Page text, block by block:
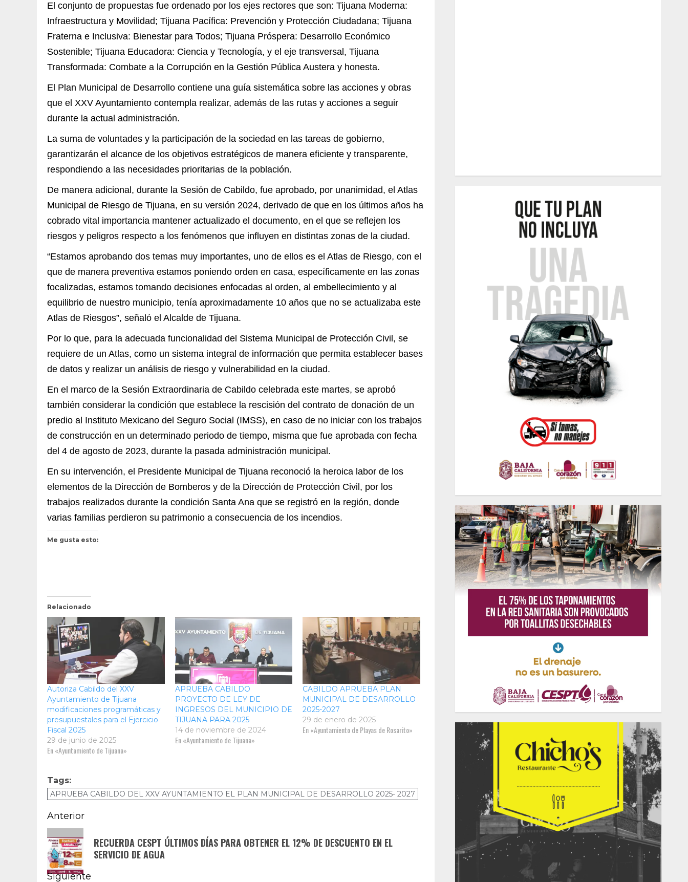
El conjunto de propuestas fue ordenado por los ejes rectores que son: Tijuana Moderna:
Infraestructura y Movilidad; Tijuana Pacífica: Prevención y Protección Ciudadana; Tijuana
Fraterna e Inclusiva: Bienestar para Todos; Tijuana Próspera: Desarrollo Económico
Sostenible; Tijuana Educadora: Ciencia y Tecnología, y el eje transversal, Tijuana
Transformada: Combate a la Corrupción en la Gestión Pública Austera y honesta.
El Plan Municipal de Desarrollo contiene una guía sistemática sobre las acciones y obras
que el XXV Ayuntamiento contempla realizar, además de las rutas y acciones a seguir
durante la actual administración.
La suma de voluntades y la participación de la sociedad en las tareas de gobierno,
garantizarán el alcance de los objetivos estratégicos de manera eficiente y transparente,
respondiendo a las necesidades prioritarias de la población.
De manera adicional, durante la Sesión de Cabildo, fue aprobado, por unanimidad, el Atlas
Municipal de Riesgo de Tijuana, en su versión 2024, derivado de que en los últimos años ha
cobrado vital importancia mantener actualizado el documento, en el que se reflejen los
riesgos y peligros respecto a los fenómenos que influyen en distintas zonas de la ciudad.
“Estamos aprobando dos temas muy importantes, uno de ellos es el Atlas de Riesgo, con el
que de manera preventiva estamos poniendo orden en casa, específicamente en las zonas
focalizadas, estamos tomando decisiones enfocadas al orden, al embellecimiento y al
equilibrio de nuestro municipio, tenía aproximadamente 10 años que no se actualizaba este
Atlas de Riesgos”, señaló el Alcalde de Tijuana.
Por lo que, para la adecuada funcionalidad del Sistema Municipal de Protección Civil, se
requiere de un Atlas, como un sistema integral de información que permita establecer bases
de datos y realizar un análisis de riesgo y vulnerabilidad en la ciudad.
En el marco de la Sesión Extraordinaria de Cabildo celebrada este martes, se aprobó
también considerar la condición que establece la rescisión del contrato de donación de un
predio al Instituto Mexicano del Seguro Social (IMSS), en caso de no iniciar con los trabajos
de construcción en un determinado periodo de tiempo, misma que fue aprobada con fecha
del 4 de agosto de 2023, durante la pasada administración municipal.
En su intervención, el Presidente Municipal de Tijuana reconoció la heroica labor de los
elementos de la Dirección de Bomberos y de la Dirección de Protección Civil, por los
trabajos realizados durante la condición Santa Ana que se registró en la región, donde
varias familias perdieron su patrimonio a consecuencia de los incendios.
Me gusta esto:
Relacionado
Autoriza Cabildo del XXV
Ayuntamiento de Tijuana
modificaciones programáticas y
presupuestales para el Ejercicio
Fiscal 2025
29 de junio de 2025
En «Ayuntamiento de Tijuana»
APRUEBA CABILDO
PROYECTO DE LEY DE
INGRESOS DEL MUNICIPIO DE
TIJUANA PARA 2025
14 de noviembre de 2024
En «Ayuntamiento de Tijuana»
CABILDO APRUEBA PLAN
MUNICIPAL DE DESARROLLO
2025-2027
29 de enero de 2025
En «Ayuntamiento de Playas de Rosarito»
Tags:
APRUEBA CABILDO DEL XXV AYUNTAMIENTO EL PLAN MUNICIPAL DE DESARROLLO 2025- 2027
Navegación
de
entradas
Anterior
Entrada
anterior:
RECUERDA CESPT ÚLTIMOS DÍAS PARA OBTENER EL 12% DE DESCUENTO EN EL
SERVICIO DE AGUA
Siguiente